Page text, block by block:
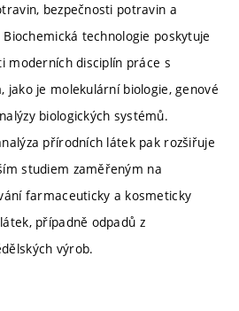
bezpečnosti potravin a
technologie poskytuje
moderních disciplín práce s
jako je molekulární biologie, genové
biologických systémů.
přírodních látek pak rozšiřuje
studiem zaměřeným na
farmaceuticky a kosmeticky
případně odpadů z
výrob.